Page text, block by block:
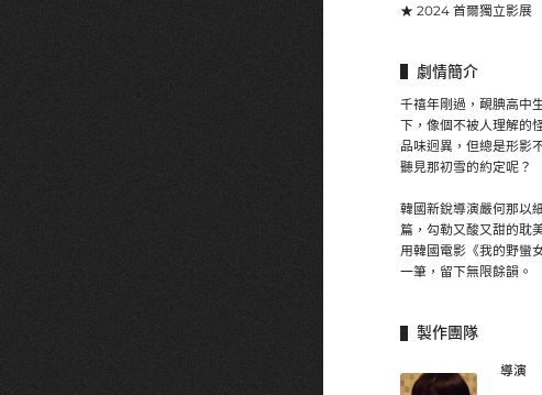
★ 2024 首爾獨立影展
劇情簡介
千禧年剛過，靦腆高中
下，像個不被人理解的
品味迥異，但總是形影
聽見那初雪的約定呢？
韓國新銳導演嚴何那以
篇，勾勒又酸又甜的耽
用韓國電影《我的野蠻
一筆，留下無限餘韻。
製作團隊
導演